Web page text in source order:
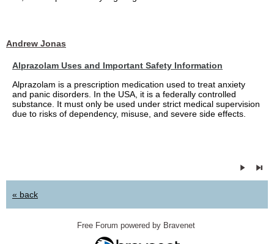
Andrew Jonas
Alprazolam Uses and Important Safety Information
Alprazolam is a prescription medication used to treat anxiety
and panic disorders. In the USA, it is a federally controlled
substance. It must only be used under strict medical supervision
due to risks of dependency, misuse, and severe side effects.
« back
Free Forum powered by Bravenet